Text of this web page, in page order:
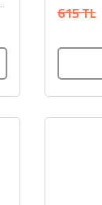
615 TL